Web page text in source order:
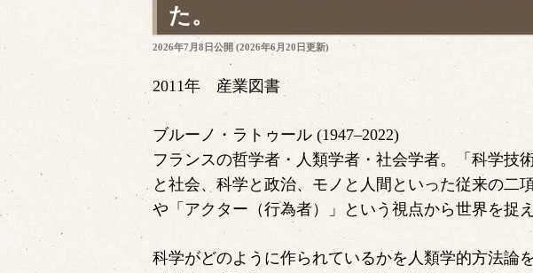
た。
投
2026年7月8日公開 (2026年6月20日 更新)
2011年 産業図書
ブルーノ・ラトゥール (1947–2022)
フランスの哲学者・人類学者・社会学者。「科学技
と社会、科学と政治、モノと人間といった従来の二
や「アクター（行為者）」という視点から世界を捉え
科学がどのように作られているかを人類学的方法論